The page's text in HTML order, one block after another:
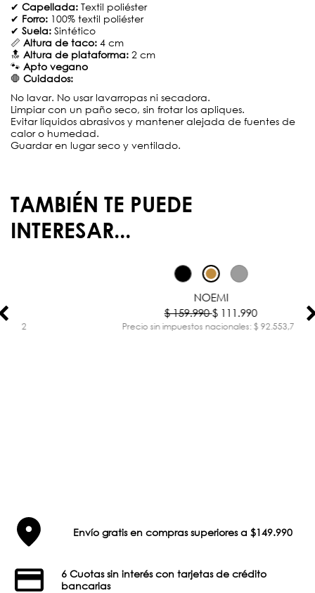
✔ Capellada: Textil poliéster
✔ Forro: 100% textil poliéster
✔ Suela: Sintético
📏 Altura de taco: 4 cm
🔝 Altura de plataforma: 2 cm
🐾 Apto vegano
🛑 Cuidados:
No lavar. No usar lavarropas ni secadora.
Limpiar con un paño seco, sin frotar los apliques.
Evitar líquidos abrasivos y mantener alejada de fuentes de
calor o humedad.
Guardar en lugar seco y ventilado.
TAMBIÉN TE PUEDE
INTERESAR...
-30%
$ 111.990
Precio sin impuestos nacionales: $ 92.553,72
Envío gratis en compras superiores a $149.990
6 Cuotas sin interés con tarjetas de crédito
bancarias